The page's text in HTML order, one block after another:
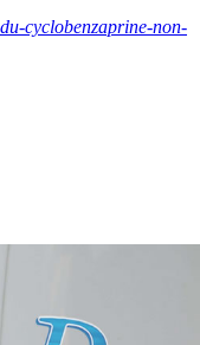
cyclobenzaprine-non-